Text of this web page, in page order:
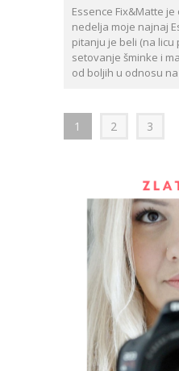
Essence Fix&Matte
nedelja moje najnaj
pitanju je beli (na
setovanje šminke i
od boljih u odnosu
1 2 3